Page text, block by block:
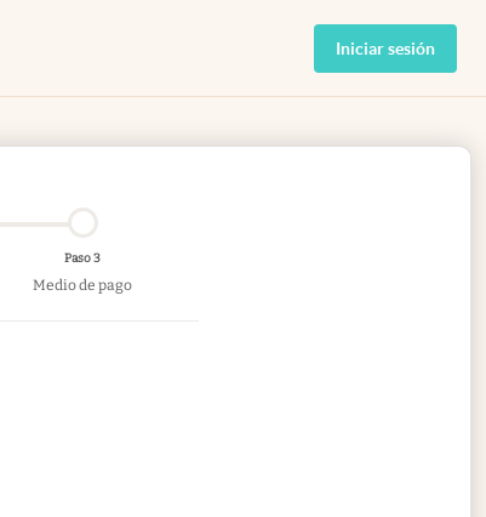
Iniciar sesión
Paso 3
Medio de pago